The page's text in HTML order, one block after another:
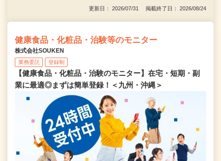
更新日： 2026/07/31 掲載終了日： 2026/08/24
健康食品・化粧品・治験等のモニター
株式会社SOUKEN
業務委託 登録制
【健康食品・化粧品・治験のモニター】在宅・短期・副
業に最適◎まずは簡単登録！＜九州・沖縄＞